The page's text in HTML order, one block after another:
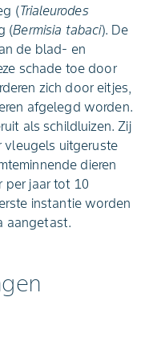
(Trialeurodes
(Bermisia tabaci). De
de blad- en
schade toe door
zich door eitjes,
afgelegd worden.
als schildluizen. Zij
uitgeruste
dieren
per jaar tot 10
instantie worden
aangetast.